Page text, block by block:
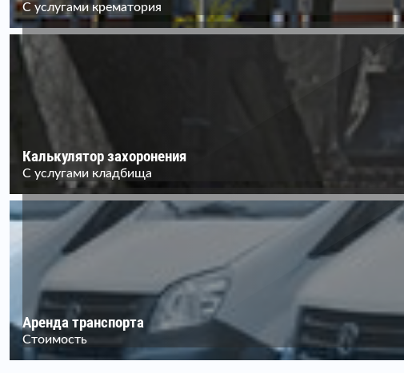
С услугами крематория
Калькулятор захоронения
С услугами кладбища
Аренда транспорта
Стоимость